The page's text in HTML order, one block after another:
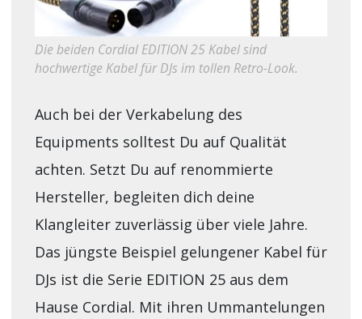
Die beiden Cordial EDITION 25 Kabel sind
hochwertige Kabel für DJs im tollen Retro-Look.
Auch bei der Verkabelung des
Equipments solltest Du auf Qualität
achten. Setzt Du auf renommierte
Hersteller, begleiten dich deine
Klangleiter zuverlässig über viele Jahre.
Das jüngste Beispiel gelungener Kabel für
DJs ist die Serie EDITION 25 aus dem
Hause Cordial. Mit ihren Ummantelungen